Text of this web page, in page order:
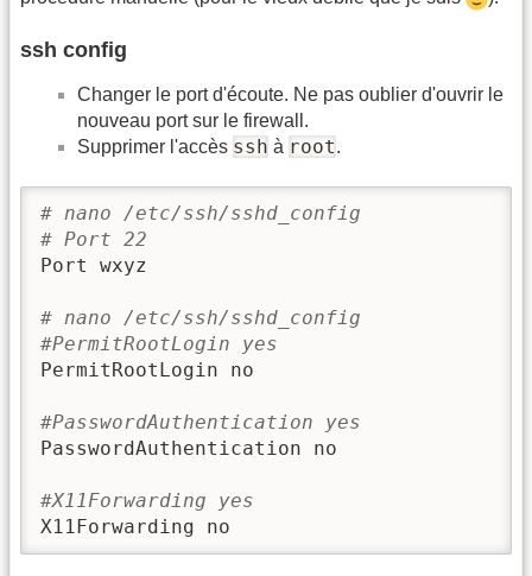
ssh config
Changer le port d'écoute. Ne pas oublier d'ouvrir le
nouveau port sur le firewall.
Supprimer l'accès ssh à root.
# nano /etc/ssh/sshd_config
# Port 22
Port wxyz
# nano /etc/ssh/sshd_config
#PermitRootLogin yes
PermitRootLogin no
#PasswordAuthentication yes
PasswordAuthentication no
#X11Forwarding yes
X11Forwarding no